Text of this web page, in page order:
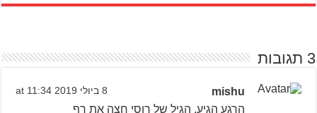
3 תגובות
mishu 8 ביולי 2019 at 11:34
הרגע הגיע, הגיל של רוסי חצה את רף